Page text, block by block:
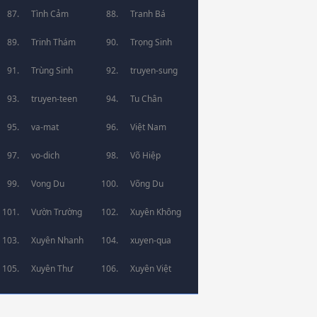
Tình Cảm Tranh Bá
Trinh Thám Trọng Sinh
Trùng Sinh truyen-sung
truyen-teen Tu Chân
va-mat Việt Nam
vo-dich Võ Hiệp
Vong Du Võng Du
Vườn Trường Xuyên Không
Xuyên Nhanh xuyen-qua
Xuyên Thư Xuyên Việt